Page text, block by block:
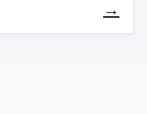
→